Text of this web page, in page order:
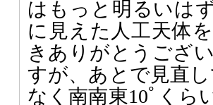
はもっと明るいは
に見えた人工天体
きありがとうござ
すが、あとで見直
なく南南東10ﾟくら